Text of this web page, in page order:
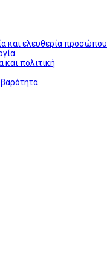
και ελευθερία προσώπου
και πολιτική